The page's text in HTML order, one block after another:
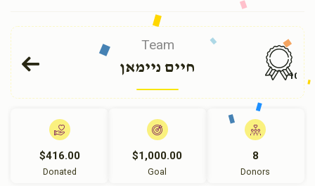
Team
חיים ניימאן 104
$416.00
Donated
$1,000.00
Goal
8
Donors